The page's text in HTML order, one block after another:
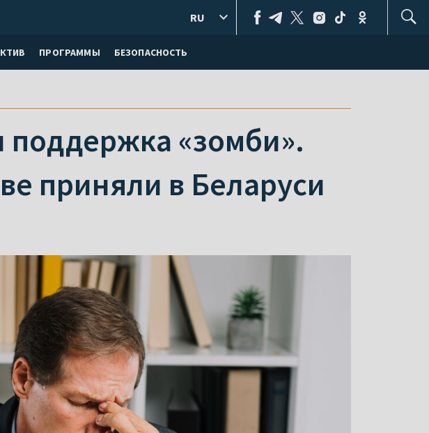
ПРОГРАММЫ БЕЗОПАСНОСТЬ
RU
поддержка «зомби».
приняли в Беларуси